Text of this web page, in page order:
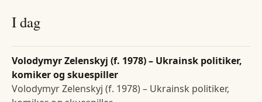
I dag
Volodymyr Zelenskyj (f. 1978) – Ukrainsk politiker,
komiker og skuespiller
Volodymyr Zelenskyj (f. 1978) – Ukrainsk politiker,